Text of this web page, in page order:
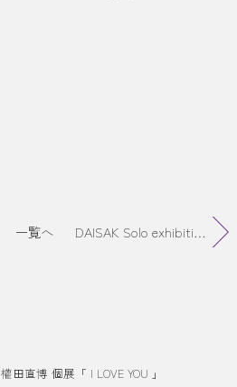
一覧へ DAISAK Solo exhibition「ジュピター社 Dead stock」
權田直博 個展「 I LOVE YOU 」